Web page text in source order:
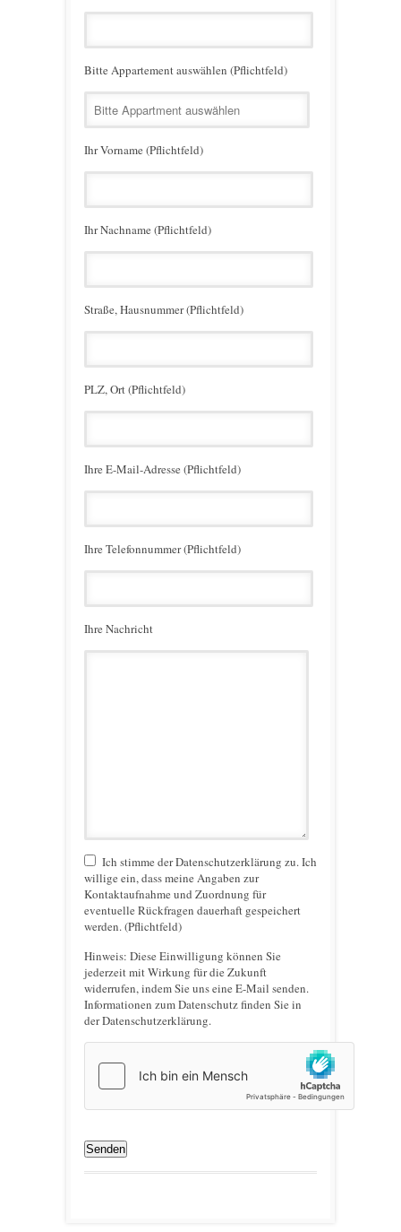
Bitte Appartement auswählen (Pflichtfeld)
Ihr Vorname (Pflichtfeld)
Ihr Nachname (Pflichtfeld)
Straße, Hausnummer (Pflichtfeld)
PLZ, Ort (Pflichtfeld)
Ihre E-Mail-Adresse (Pflichtfeld)
Ihre Telefonnummer (Pflichtfeld)
Ihre Nachricht
Ich stimme der Datenschutzerklärung zu. Ich
willige ein, dass meine Angaben zur
Kontaktaufnahme und Zuordnung für
eventuelle Rückfragen dauerhaft gespeichert
werden. (Pflichtfeld)
Hinweis: Diese Einwilligung können Sie
jederzeit mit Wirkung für die Zukunft
widerrufen, indem Sie uns eine E-Mail senden.
Informationen zum Datenschutz finden Sie in
der Datenschutzerklärung.